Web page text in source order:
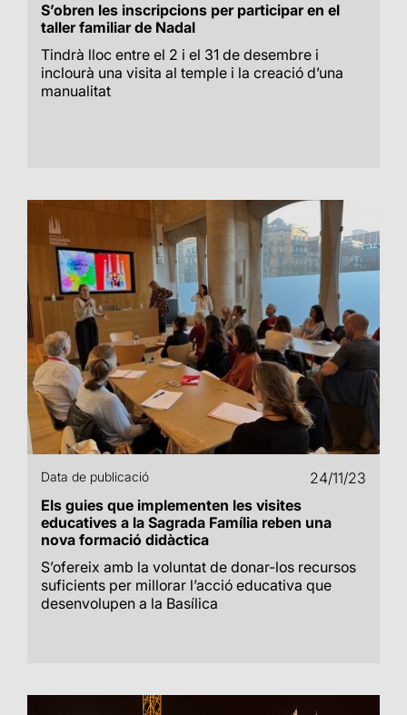
S’obren les inscripcions per participar en el
taller familiar de Nadal
Tindrà lloc entre el 2 i el 31 de desembre i
inclourà una visita al temple i la creació d’una
manualitat
Data de publicació
24/11/23
Els guies que implementen les visites
educatives a la Sagrada Família reben una
nova formació didàctica
S’ofereix amb la voluntat de donar-los recursos
suficients per millorar l’acció educativa que
desenvolupen a la Basílica